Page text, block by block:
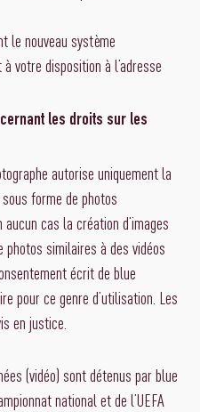
le nouveau système
votre disposition à l’adresse
les droits sur les
autorise uniquement la
forme de photos
cas la création d’images
similaires à des vidéos
écrit de blue
pour ce genre d’utilisation. Les
en justice.
(vidéo) sont détenus par blue
national et de l’UEFA